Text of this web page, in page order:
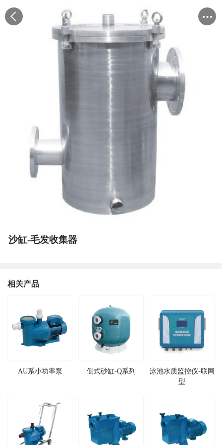
沙缸-毛发收集器
相关产品
AU系小功率泵 侧式砂缸-Q系列
泳池水质监控仪-联网
型